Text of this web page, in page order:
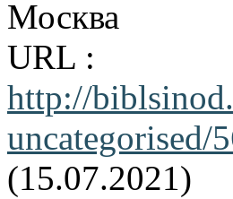
Москва
URL :
http://
uncategorised/
(15.07.2021)